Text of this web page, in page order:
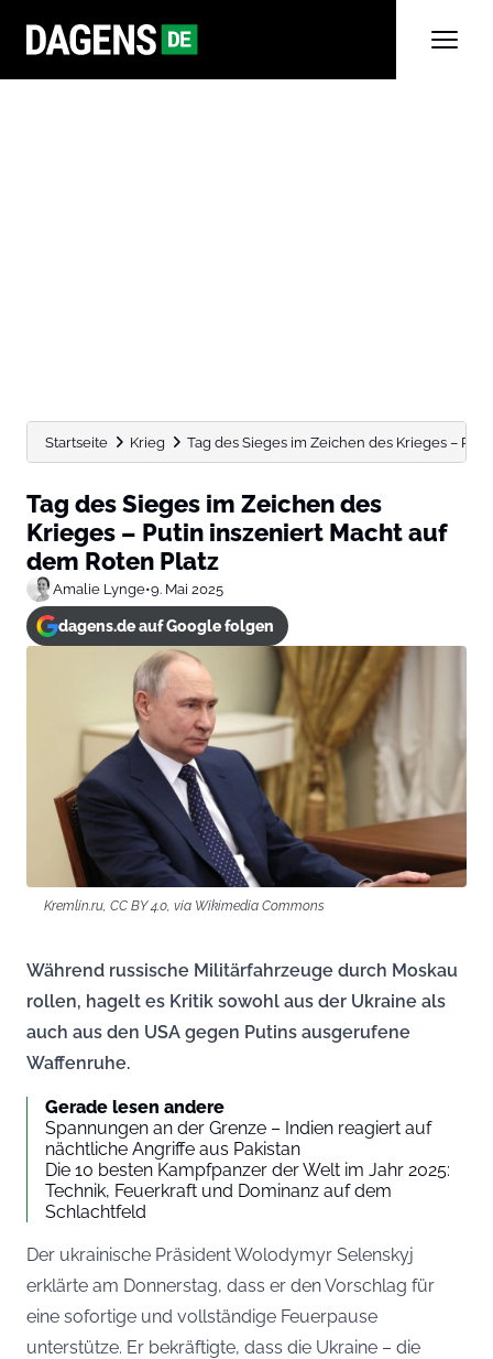
Startseite Krieg Tag des Sieges im Zeichen des Krieges –
Tag des Sieges im Zeichen des
Krieges – Putin inszeniert Macht auf
dem Roten Platz
Amalie Lynge•9. Mai 2025
dagens.de auf Google folgen
Kremlin.ru, CC BY 4.0, via Wikimedia Commons
Während russische Militärfahrzeuge durch Moskau
rollen, hagelt es Kritik sowohl aus der Ukraine als
auch aus den USA gegen Putins ausgerufene
Waffenruhe.
Gerade lesen andere
Spannungen an der Grenze – Indien reagiert auf
nächtliche Angriffe aus Pakistan
Die 10 besten Kampfpanzer der Welt im Jahr 2025:
Technik, Feuerkraft und Dominanz auf dem
Schlachtfeld
Der ukrainische Präsident Wolodymyr Selenskyj
erklärte am Donnerstag, dass er den Vorschlag für
eine sofortige und vollständige Feuerpause
unterstütze. Er bekräftigte, dass die Ukraine – die